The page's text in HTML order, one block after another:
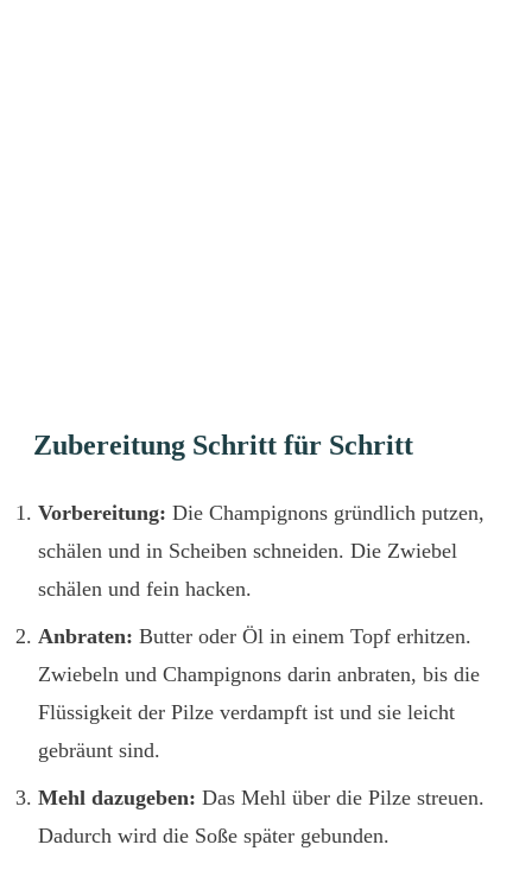
Zubereitung Schritt für Schritt
Vorbereitung: Die Champignons gründlich putzen,
schälen und in Scheiben schneiden. Die Zwiebel
schälen und fein hacken.
Anbraten: Butter oder Öl in einem Topf erhitzen.
Zwiebeln und Champignons darin anbraten, bis die
Flüssigkeit der Pilze verdampft ist und sie leicht
gebräunt sind.
Mehl dazugeben: Das Mehl über die Pilze streuen.
Dadurch wird die Soße später gebunden.